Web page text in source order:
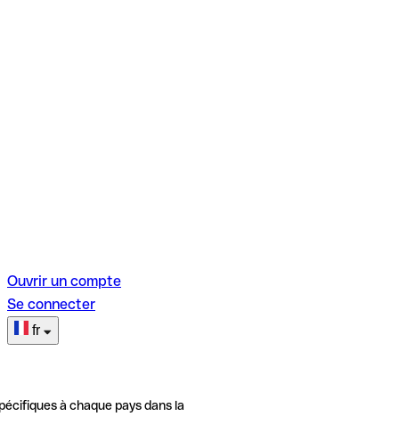
Ouvrir un compte
Se connecter
fr
à chaque pays dans la